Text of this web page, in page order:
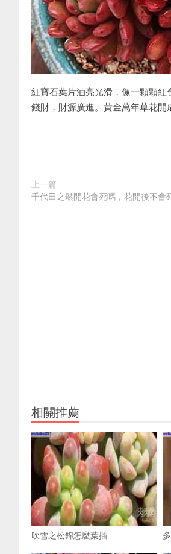
紅寶石葉片油亮光滑，像一顆顆
錢財，財源廣進。黃金萬年草花開
上一篇
千代田之鬆開花會死嗎，花開後不會
相關推薦
吹雪之松錦怎麼葉插